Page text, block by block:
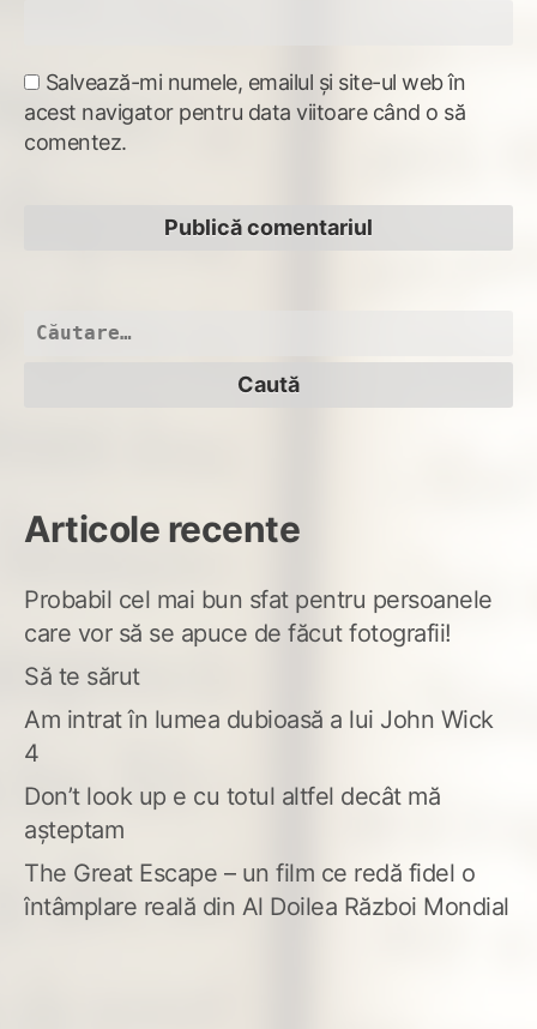
Salvează-mi numele, emailul și site-ul web în
acest navigator pentru data viitoare când o să
comentez.
Caută
Articole recente
Probabil cel mai bun sfat pentru persoanele
care vor să se apuce de făcut fotografii!
Să te sărut
Am intrat în lumea dubioasă a lui John Wick
4
Don’t look up e cu totul altfel decât mă
așteptam
The Great Escape – un film ce redă fidel o
întâmplare reală din Al Doilea Război Mondial